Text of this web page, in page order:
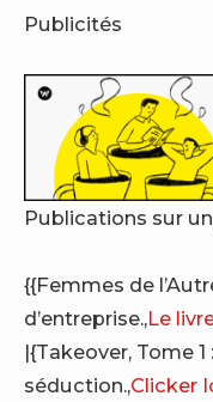
Publicités
Publications sur
{{Femmes de
d’entreprise.,Le
|{Takeover, Tome
séduction.,Clicker